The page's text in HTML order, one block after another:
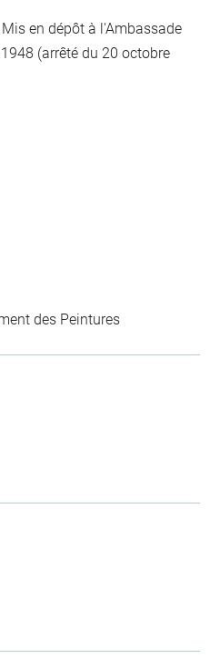
en dépôt à l'Ambassade
(arrêté du 20 octobre
des Peintures